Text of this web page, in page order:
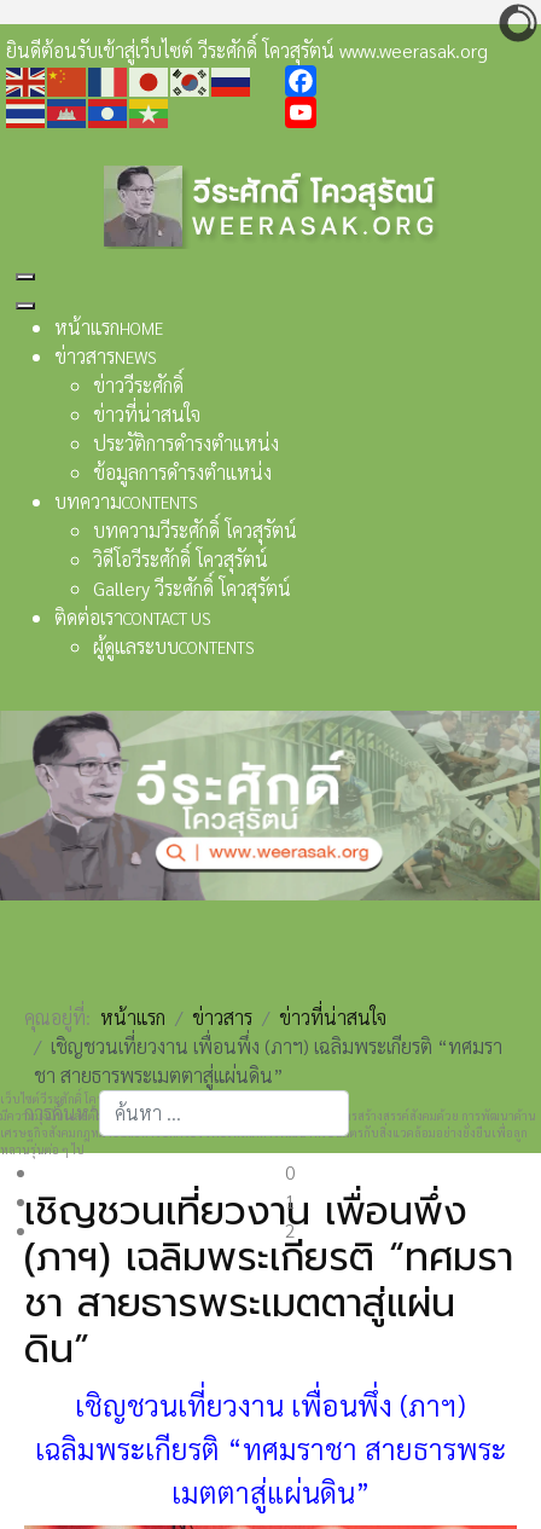
ยินดีต้อนรับเข้าสู่เว็บไซต์ วีระศักดิ์ โควสุรัตน์ www.weerasak.org
Facebook
หน้าแรกHOME
ข่าวสารNEWS
ข่าววีระศักดิ์
ข่าวที่น่าสนใจ
ประวัติการดำรงตำแหน่ง
ข้อมูลการดำรงตำแหน่ง
บทความCONTENTS
บทความวีระศักดิ์ โควสุรัตน์
วิดีโอวีระศักดิ์ โควสุรัตน์
Gallery วีระศักดิ์ โควสุรัตน์
ติดต่อเราCONTACT US
ผู้ดูแลระบบCONTENTS
เว็บไซต์วีระศักดิ์ โควสุรัตน์ www.weerasak.org
มีความมุ่งมั่นเเละตั้งใจในการเผยแพร่เรื่องราวความรู้ความเข้าใจในการสร้างสรรค์สังคมด้วย การพัฒนาด้าน
เศรษฐกิจสังคมกฎหมายและการปกครอง เพื่อให้เกิดการพัฒนาที่เป็นมิตรกับสิ่งแวดล้อมอย่างยั่งยืนเพื่อลูก
หลานรุ่นต่อ ๆ ไป
0
1
2
คุณอยู่ที่: หน้าแรก ข่าวสาร
ข่าวที่น่าสนใจ
เชิญชวนเที่ยวงาน เพื่อนพึ่ง (ภาฯ) เฉลิมพระเกียรติ “ทศมรา
ชา สายธารพระเมตตาสู่แผ่นดิน”
การค้นหา
Type 2 or more characters for results.
เชิญชวนเที่ยวงาน เพื่อนพึ่ง
(ภาฯ) เฉลิมพระเกียรติ “ทศมรา
ชา สายธารพระเมตตาสู่แผ่น
ดิน”
เชิญชวนเที่ยวงาน เพื่อนพึ่ง (ภาฯ)
เฉลิมพระเกียรติ “ทศมราชา สายธารพระ
เมตตาสู่แผ่นดิน”